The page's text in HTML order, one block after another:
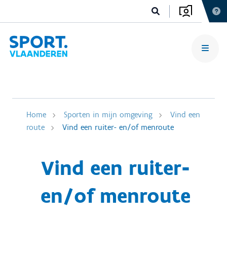
Home Sporten in mijn omgeving
Vind een
route
Vind een ruiter- en/of menroute
Vind een ruiter-
en/of menroute